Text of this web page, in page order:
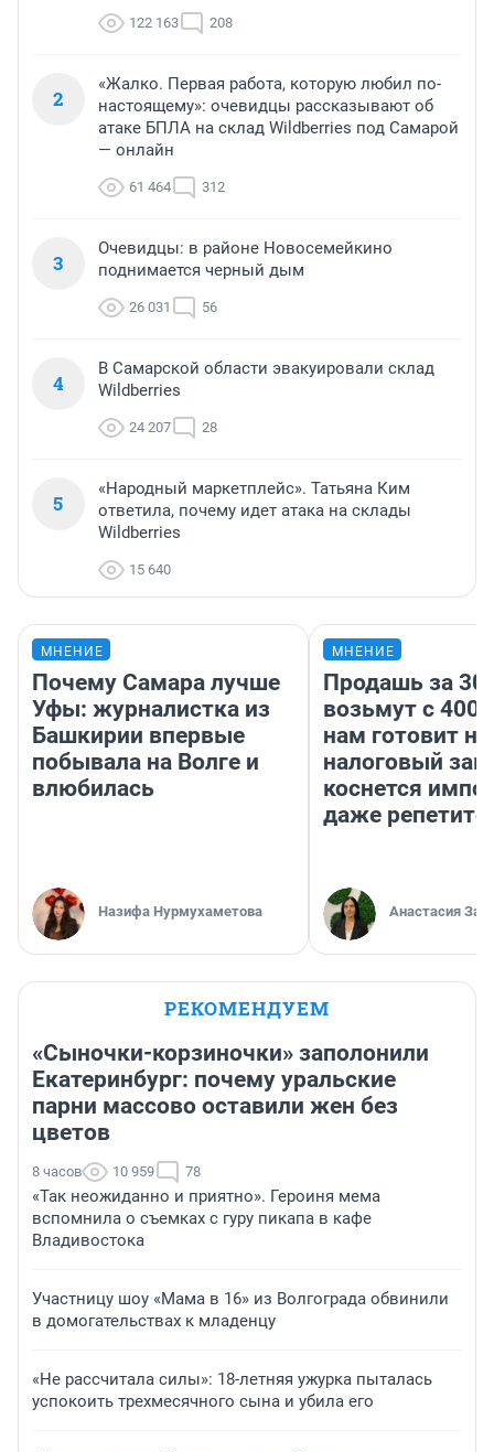
122 163 208
2
«Жалко. Первая работа, которую любил по-
настоящему»: очевидцы рассказывают об
атаке БПЛА на склад Wildberries под Самарой
— онлайн
61 464 312
3
Очевидцы: в районе Новосемейкино
поднимается черный дым
26 031 56
4
В Самарской области эвакуировали склад
Wildberries
24 207 28
5
«Народный маркетплейс». Татьяна Ким
ответила, почему идет атака на склады
Wildberries
15 640
МНЕНИЕ
Почему Самара лучше
Уфы: журналистка из
Башкирии впервые
побывала на Волге и
влюбилась
Назифа Нурмухаметова
МНЕНИЕ
Продашь за
возьмут с
нам готовит
налоговый
коснется
даже
Анастасия
РЕКОМЕНДУЕМ
«Сыночки-корзиночки» заполонили
Екатеринбург: почему уральские
парни массово оставили жен без
цветов
8 часов 10 959 78
«Так неожиданно и приятно». Героиня мема
вспомнила о съемках с гуру пикапа в кафе
Владивостока
Участницу шоу «Мама в 16» из Волгограда обвинили
в домогательствах к младенцу
«Не рассчитала силы»: 18-летняя ужурка пыталась
успокоить трехмесячного сына и убила его